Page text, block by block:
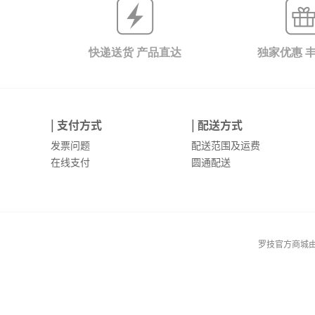
快递送货 产品直达 独家优惠
| 支付方式
发票问题
在线支付
| 配送方式
配送范围及运费
圆通配送
罗技官方商城